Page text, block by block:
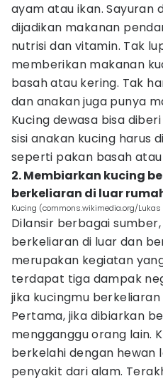
ayam atau ikan. Sayuran
dijadikan makanan
nutrisi dan vitamin. Tak
memberikan makanan
basah atau kering. Tak
dan anakan juga punya
Kucing dewasa bisa
sisi anakan kucing harus
seperti pakan basah
2. Membiarkan kucing
berkeliaran di luar
Kucing (commons.wikimedia.org/Lukas
Dilansir berbagai
berkeliaran di luar dan
merupakan kegiatan
terdapat tiga dampak
jika kucingmu
Pertama, jika dibiarkan
mengganggu orang lain.
berkelahi dengan hewan
penyakit dari alam.